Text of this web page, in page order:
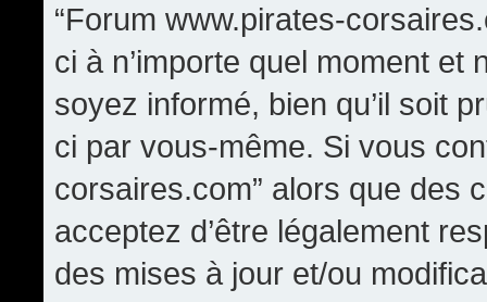
“Forum www.pirates-
ci à n’importe quel moment
soyez informé, bien qu’il soit
ci par vous-même. Si vous
corsaires.com” alors que des
acceptez d’être légalement
des mises à jour et/ou